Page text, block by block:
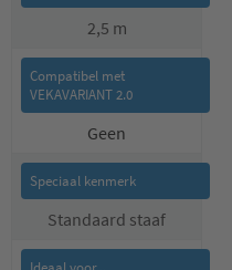
2,5 m
Geen
Standaard staaf